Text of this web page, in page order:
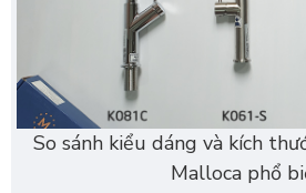
So sánh kiểu dáng và kích
Malloca phổ